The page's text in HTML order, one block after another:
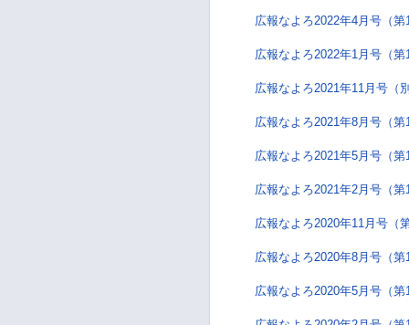
広報なよろ2022年4月号（第
広報なよろ2022年1月号（第
広報なよろ2021年11月号（
広報なよろ2021年8月号（第
広報なよろ2021年5月号（第
広報なよろ2021年2月号（第
広報なよろ2020年11月号（
広報なよろ2020年8月号（第
広報なよろ2020年5月号（第